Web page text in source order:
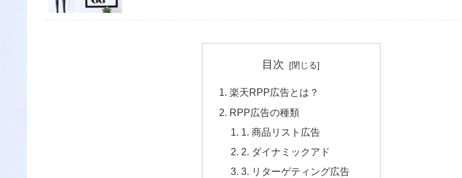
目次
楽天RPP広告とは？
RPP広告の種類
1. 商品リスト広告
2. ダイナミックアド
3. リターゲティング広告